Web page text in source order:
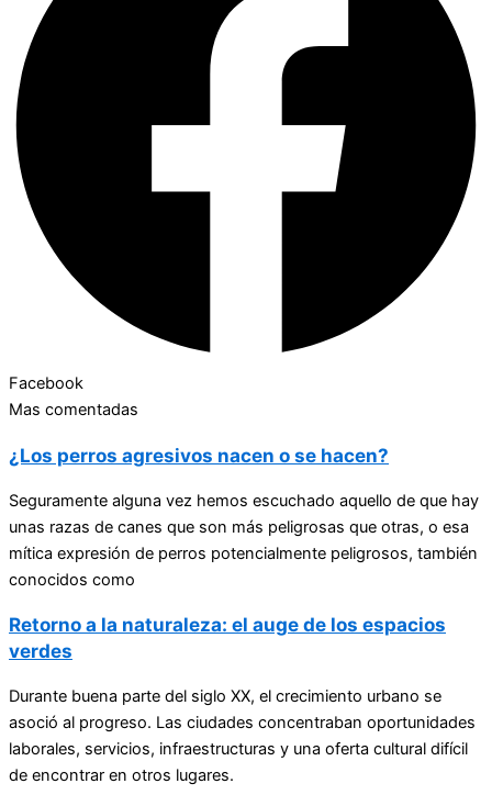
Facebook
Mas comentadas
¿Los perros agresivos nacen o se hacen?
Seguramente alguna vez hemos escuchado aquello de que hay
unas razas de canes que son más peligrosas que otras, o esa
mítica expresión de perros potencialmente peligrosos, también
conocidos como
Retorno a la naturaleza: el auge de los espacios
verdes
Durante buena parte del siglo XX, el crecimiento urbano se
asoció al progreso. Las ciudades concentraban oportunidades
laborales, servicios, infraestructuras y una oferta cultural difícil
de encontrar en otros lugares.